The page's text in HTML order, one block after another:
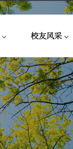
校友风采